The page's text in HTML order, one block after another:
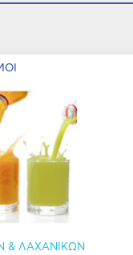
& ΛΑΧΑΝΙΚΩΝ